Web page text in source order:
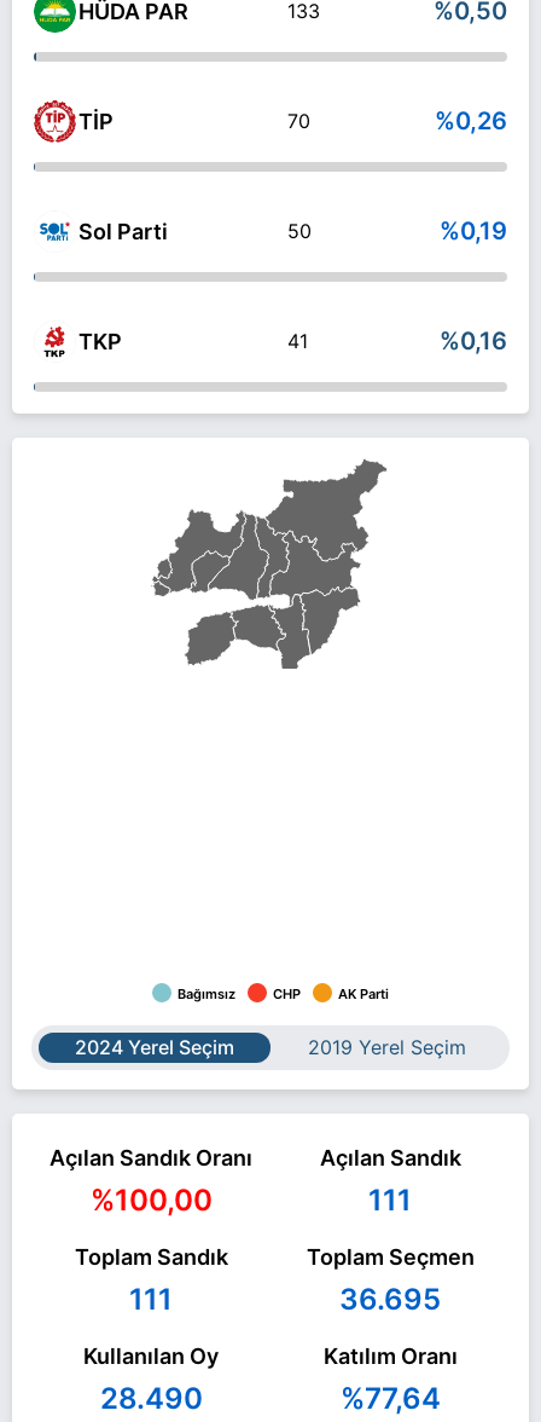
HÜDA PAR 133 %0,50
TİP 70 %0,26
Sol Parti 50 %0,19
TKP 41 %0,16
Bağımsız CHP AK Parti
2024 Yerel Seçim 2019 Yerel Seçim
Açılan Sandık Oranı
%100,00
Açılan Sandık
111
Toplam Sandık
111
Toplam Seçmen
36.695
Kullanılan Oy
28.490
Katılım Oranı
%77,64